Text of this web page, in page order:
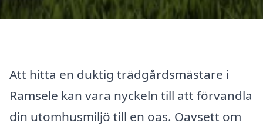
Att hitta en duktig trädgårdsmästare i
Ramsele kan vara nyckeln till att förvandla
din utomhusmiljö till en oas. Oavsett om